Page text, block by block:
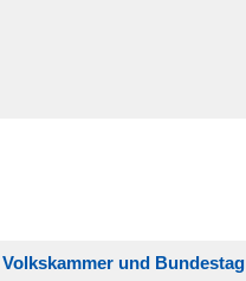
und Bundestag